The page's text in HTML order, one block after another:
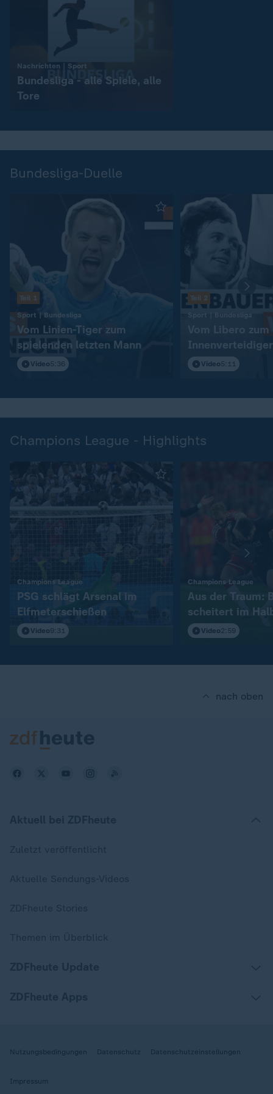
Nachrichten | Sport
Bundesliga - alle Spiele, alle
Tore
Bundesliga-Duelle
Teil 1
Sport | Bundesliga
Vom Linien-Tiger zum
spielenden letzten Mann
Video5:36
Teil 2
Sport | Bundesliga
Vom Libero
Innenverteidiger
Video5:11
Champions League - Highlights
Champions League
PSG schlägt Arsenal im
Elfmeterschießen
Video9:31
Champions League
Aus der Traum:
scheitert im
Video2:59
nach oben
Nutzungsbedingungen Datenschutz Datenschutzeinstellungen
Impressum